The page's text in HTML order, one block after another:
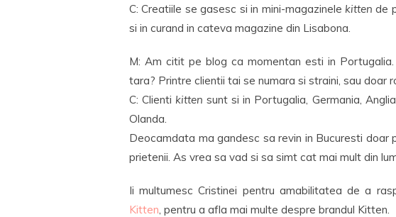
C: Creatiile se gasesc si in mini-magazinele kitten de
si in curand in cateva magazine din Lisabona.
M: Am citit pe blog ca momentan esti in
tara? Printre clientii tai se numara si straini, sau doar
C: Clienti kitten sunt si in Portugalia, Germania,
Olanda.
Deocamdata ma gandesc sa revin in Bucuresti doar
prietenii. As vrea sa vad si sa simt cat mai mult din
Ii multumesc Cristinei pentru amabilitatea de a
Kitten, pentru a afla mai multe despre brandul Kitten.